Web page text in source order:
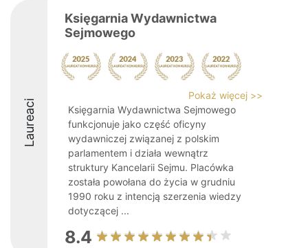
Laureaci
Księgarnia Wydawnictwa
Sejmowego
Pokaż więcej >>
Księgarnia Wydawnictwa Sejmowego
funkcjonuje jako część oficyny
wydawniczej związanej z polskim
parlamentem i działa wewnątrz
struktury Kancelarii Sejmu. Placówka
została powołana do życia w grudniu
1990 roku z intencją szerzenia wiedzy
dotyczącej ...
8.4